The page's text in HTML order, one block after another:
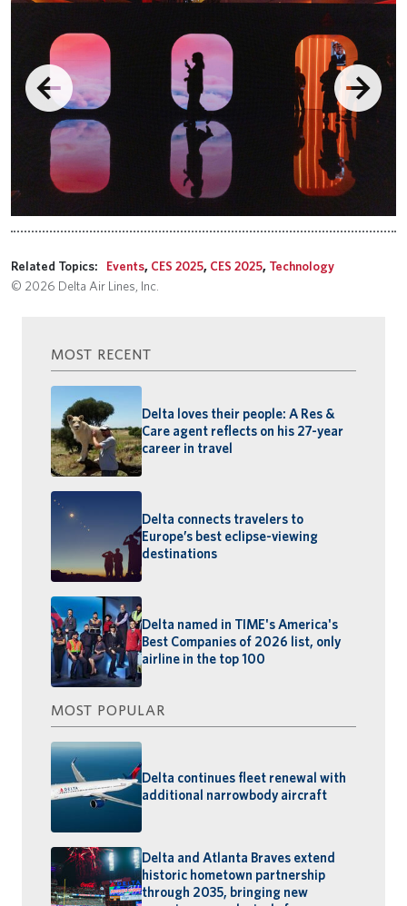
Related Topics: Events, CES 2025, CES 2025, Technology
© 2026 Delta Air Lines, Inc.
MOST RECENT
Delta loves their people: A Res &
Care agent reflects on his 27-year
career in travel
Delta connects travelers to
Europe’s best eclipse-viewing
destinations
Delta named in TIME's America's
Best Companies of 2026 list, only
airline in the top 100
MOST POPULAR
Delta continues fleet renewal with
additional narrowbody aircraft
Delta and Atlanta Braves extend
historic hometown partnership
through 2035, bringing new